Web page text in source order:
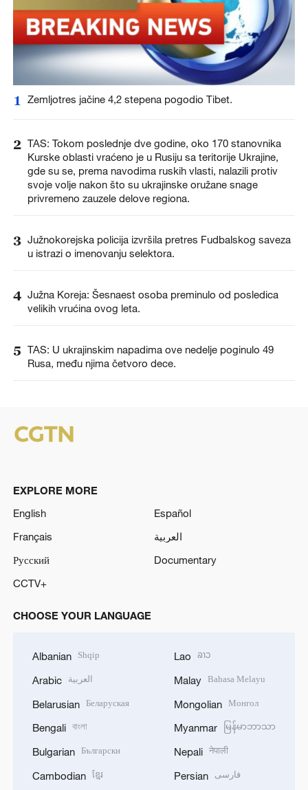
1 Zemljotres jačine 4,2 stepena pogodio Tibet.
2 TAS: Tokom poslednje dve godine, oko 170 stanovnika
Kurske oblasti vraćeno je u Rusiju sa teritorije Ukrajine,
gde su se, prema navodima ruskih vlasti, nalazili protiv
svoje volje nakon što su ukrajinske oružane snage
privremeno zauzele delove regiona.
3 Južnokorejska policija izvršila pretres Fudbalskog saveza
u istrazi o imenovanju selektora.
4 Južna Koreja: Šesnaest osoba preminulo od posledica
velikih vrućina ovog leta.
5 TAS: U ukrajinskim napadima ove nedelje poginulo 49
Rusa, među njima četvoro dece.
EXPLORE MORE
English
Español
Français
العربية
Русский
Documentary
CCTV+
CHOOSE YOUR LANGUAGE
Albanian Shqip
Arabic العربية
Belarusian Беларуская
Bengali বাংলা
Bulgarian Български
Cambodian ខ្មែរ
Lao ລາວ
Malay Bahasa Melayu
Mongolian Монгол
Myanmar မြန်မာဘာသာ
Nepali नेपाली
Persian فارسی